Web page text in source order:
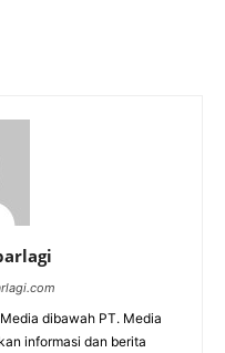
dibawah PT. Media
informasi dan berita